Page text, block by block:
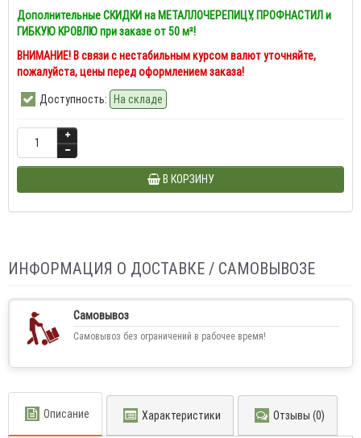
Дополнительные СКИДКИ на МЕТАЛЛОЧЕРЕПИЦУ, ПРОФНАСТИЛ и
ГИБКУЮ КРОВЛЮ при заказе от 50 м²!
ВНИМАНИЕ! В связи с нестабильным курсом валют уточняйте,
пожалуйста, цены перед оформлением заказа!
Доступность: На складе
В КОРЗИНУ
ИНФОРМАЦИЯ О ДОСТАВКЕ / САМОВЫВОЗЕ
Самовывоз
Самовывоз без ограничений в рабочее время!
Описание Характеристики Отзывы (0)